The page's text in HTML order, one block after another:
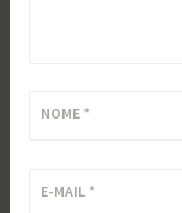
NOME *
E-MAIL *